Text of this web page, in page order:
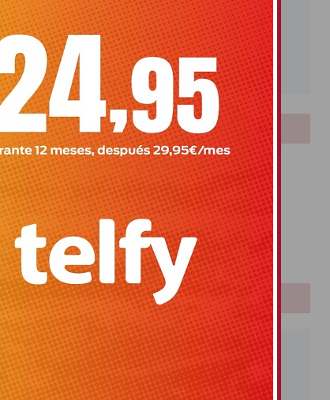
LOTERIAS
Bonoloto
Primitiva
El Gordo
Euromillones
Loteria
Once
PUBLICIDAD